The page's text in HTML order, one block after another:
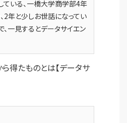
ている、一橋大学商学部4年
2年と少しお世話になってい
一見するとデータサイエン
得たものとは【データサ